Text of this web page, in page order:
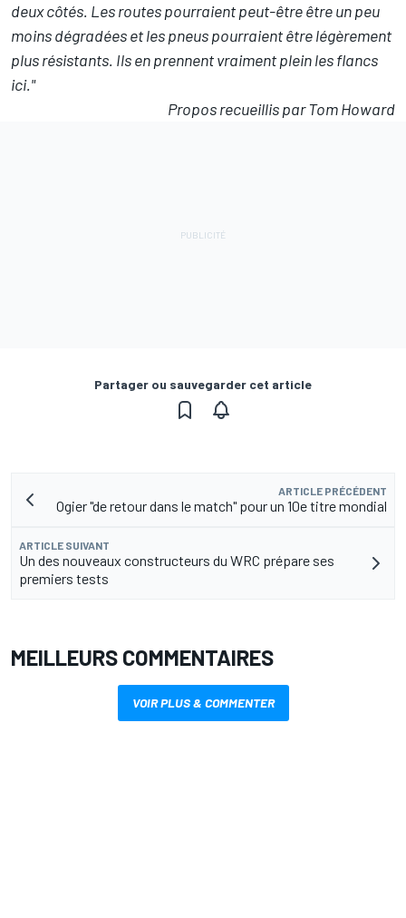
deux côtés. Les routes pourraient peut-être être un peu
moins dégradées et les pneus pourraient être légèrement
plus résistants. Ils en prennent vraiment plein les flancs
ici."
Propos recueillis par Tom Howard
Partager ou sauvegarder cet article
ARTICLE PRÉCÉDENT
Ogier "de retour dans le match" pour un 10e titre mondial
ARTICLE SUIVANT
Un des nouveaux constructeurs du WRC prépare ses
premiers tests
MEILLEURS COMMENTAIRES
VOIR PLUS & COMMENTER